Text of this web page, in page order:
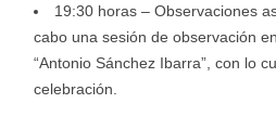
19:30 horas – Observaciones
cabo una sesión de observación
“Antonio Sánchez Ibarra”, con lo
celebración.